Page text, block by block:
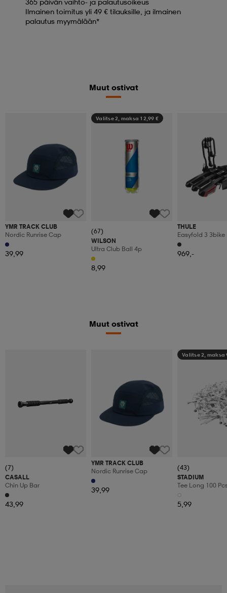
365 päivän vaihto- ja palautusoikeus
Ilmainen toimitus yli 49 € tilauksille, ja ilmainen
palautus myymälään*
Muut ostivat
YMR TRACK CLUB
Nordic Runrise Cap
39,99
Valitse 2, maksa 12,99 €
(67)
WILSON
Ultra Club Ball 4p
8,99
THULE
Easyfold 3 3bike
969,-
Muut ostivat
(7)
CASALL
Chin Up Bar
43,99
YMR TRACK CLUB
Nordic Runrise Cap
39,99
Valitse 2, maksa
(43)
STADIUM
Tee Long 100
5,99